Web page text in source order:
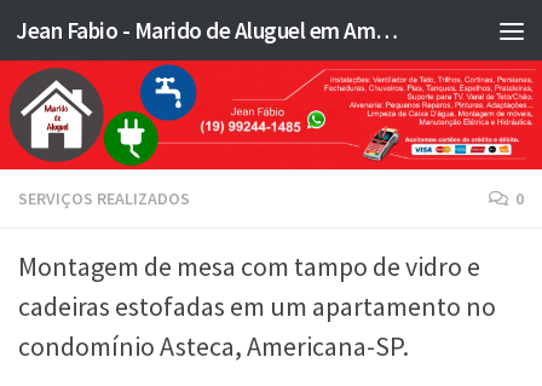
Skip to content Jean Fabio - Marido de Aluguel em Americana SP e região - JFMA
SERVIÇOS REALIZADOS 0
Montagem de mesa com tampo de vidro e
cadeiras estofadas em um apartamento no
condomínio Asteca, Americana-SP.